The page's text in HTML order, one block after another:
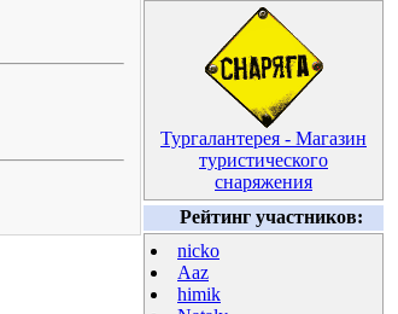
Тургалантерея - Магазин
туристического
снаряжения
Рейтинг участников:
nicko
Aaz
himik